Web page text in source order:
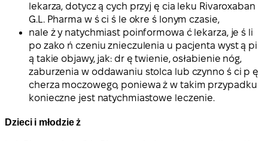
lekarza, dotycz ą cych przyj ę cia leku Rivaroxaban
G.L. Pharma w ś ci ś le okre ś lonym czasie,
nale ż y natychmiast poinformowa ć lekarza, je ś li
po zako ń czeniu znieczulenia u pacjenta wyst ą pi
ą takie objawy, jak: dr ę twienie, osłabienie nóg,
zaburzenia w oddawaniu stolca lub czynno ś ci p ę
cherza moczowego, poniewa ż w takim przypadku
konieczne jest natychmiastowe leczenie.
Dzieci i młodzie ż